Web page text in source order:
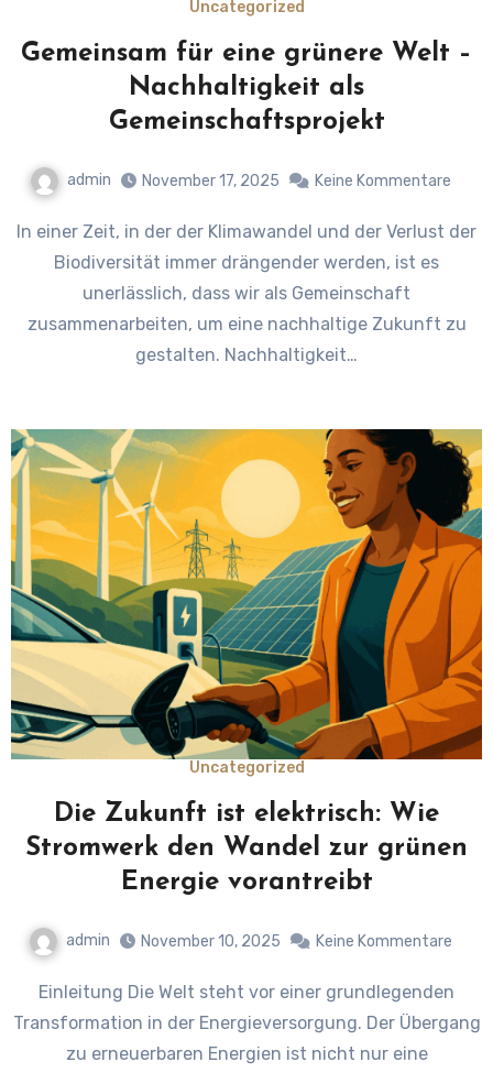
Uncategorized
Gemeinsam für eine grünere Welt –
Nachhaltigkeit als
Gemeinschaftsprojekt
admin November 17, 2025 Keine Kommentare
In einer Zeit, in der der Klimawandel und der Verlust der
Biodiversität immer drängender werden, ist es
unerlässlich, dass wir als Gemeinschaft
zusammenarbeiten, um eine nachhaltige Zukunft zu
gestalten. Nachhaltigkeit…
Uncategorized
Die Zukunft ist elektrisch: Wie
Stromwerk den Wandel zur grünen
Energie vorantreibt
admin November 10, 2025 Keine Kommentare
Einleitung Die Welt steht vor einer grundlegenden
Transformation in der Energieversorgung. Der Übergang
zu erneuerbaren Energien ist nicht nur eine